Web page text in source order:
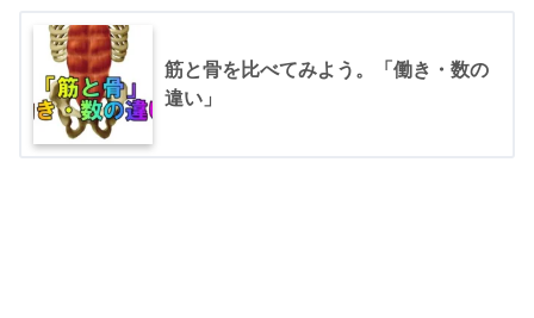
筋と骨を比べてみよう。「働き・数の
違い」